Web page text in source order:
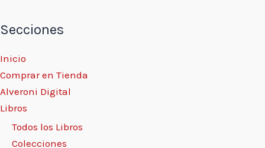
Secciones
Inicio
Comprar en Tienda
Alveroni Digital
Libros
Todos los Libros
Colecciones